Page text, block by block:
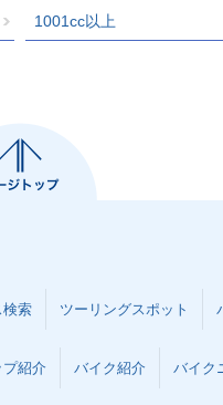
1001cc以上
検索 ツーリングスポット
プ紹介 バイク紹介 バイク